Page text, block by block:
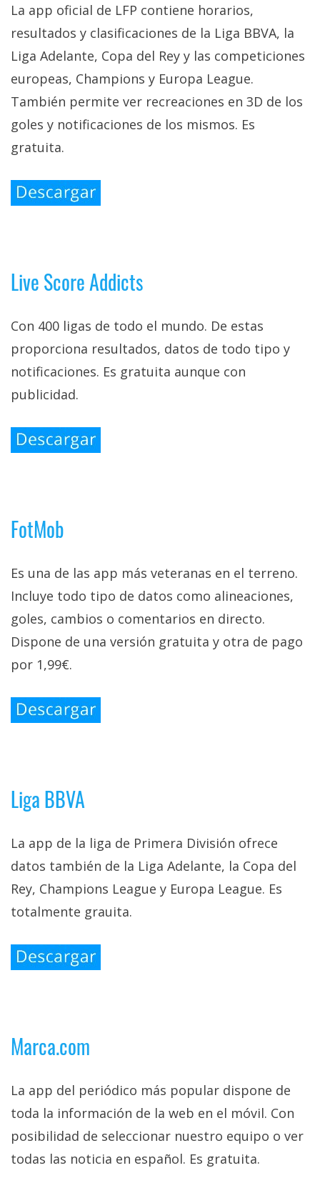
El medio de
comunicación
digital donde
encontrarás
todas las
noticias sobre
tecnología,
móviles,
ordenadores,
apps,
informática,
trucos y
tutoriales.
2026.
Algunos
derechos
La app oficial de LFP contiene horarios,
resultados y clasificaciones de la Liga BBVA, la
Liga Adelante, Copa del Rey y las competiciones
europeas, Champions y Europa League.
También permite ver recreaciones en 3D de los
goles y notificaciones de los mismos. Es
gratuita.
Live Score Addicts
Con 400 ligas de todo el mundo. De estas
proporciona resultados, datos de todo tipo y
notificaciones. Es gratuita aunque con
publicidad.
FotMob
Es una de las app más veteranas en el terreno.
Incluye todo tipo de datos como alineaciones,
goles, cambios o comentarios en directo.
Dispone de una versión gratuita y otra de pago
por 1,99€.
Liga BBVA
La app de la liga de Primera División ofrece
datos también de la Liga Adelante, la Copa del
Rey, Champions League y Europa League. Es
totalmente grauita.
Marca.com
La app del periódico más popular dispone de
toda la información de la web en el móvil. Con
posibilidad de seleccionar nuestro equipo o ver
todas las noticia en español. Es gratuita.